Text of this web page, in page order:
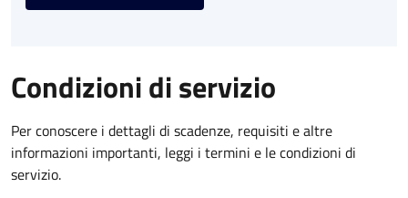
Condizioni di servizio
Per conoscere i dettagli di scadenze, requisiti e altre
informazioni importanti, leggi i termini e le condizioni di
servizio.